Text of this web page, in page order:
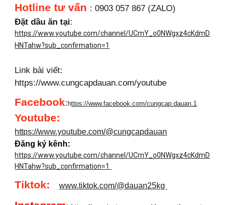
Hotline tư vấn : 0903 057 867 (ZALO)
Đặt dầu ăn tại:
https://www.youtube.com/channel/UCmY_o0NWgxz4cKdmD
HNTahw?sub_confirmation=1
Link bài viết:
https://www.cungcapdauan.com/youtube
Facebook: https://www.facebook.com/cungcap.dauan.1
Youtube:
https://www.youtube.com/@cungcapdauan
Đăng ký kênh:
https://www.youtube.com/channel/UCmY_o0NWgxz4cKdmD
HNTahw?sub_confirmation=1
Tiktok:www.tiktok.com/@dauan25kg